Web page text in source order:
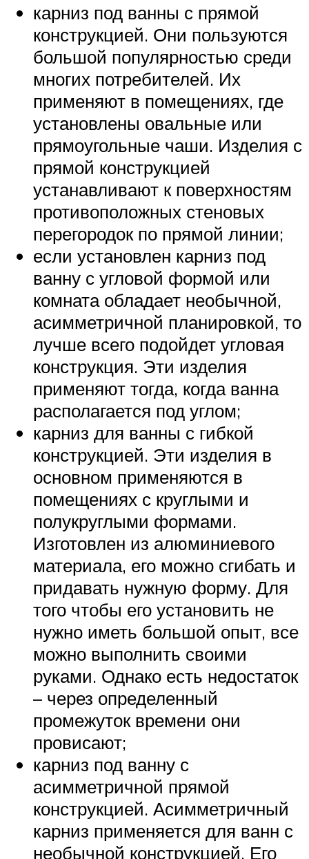
карниз под ванны с прямой
конструкцией. Они пользуются
большой популярностью среди
многих потребителей. Их
применяют в помещениях, где
установлены овальные или
прямоугольные чаши. Изделия с
прямой конструкцией
устанавливают к поверхностям
противоположных стеновых
перегородок по прямой линии;
если установлен карниз под
ванну с угловой формой или
комната обладает необычной,
асимметричной планировкой, то
лучше всего подойдет угловая
конструкция. Эти изделия
применяют тогда, когда ванна
располагается под углом;
карниз для ванны с гибкой
конструкцией. Эти изделия в
основном применяются в
помещениях с круглыми и
полукруглыми формами.
Изготовлен из алюминиевого
материала, его можно сгибать и
придавать нужную форму. Для
того чтобы его установить не
нужно иметь большой опыт, все
можно выполнить своими
руками. Однако есть недостаток
– через определенный
промежуток времени они
провисают;
карниз под ванну с
асимметричной прямой
конструкцией. Асимметричный
карниз применяется для ванн с
необычной конструкцией. Его